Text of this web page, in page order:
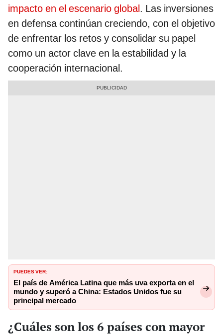
impacto en el escenario global. Las inversiones
en defensa continúan creciendo, con el objetivo
de enfrentar los retos y consolidar su papel
como un actor clave en la estabilidad y la
cooperación internacional.
PUEDES VER:
El país de América Latina que más uva exporta en el
mundo y superó a China: Estados Unidos fue su
principal mercado
¿Cuáles son los 6 países con mayor